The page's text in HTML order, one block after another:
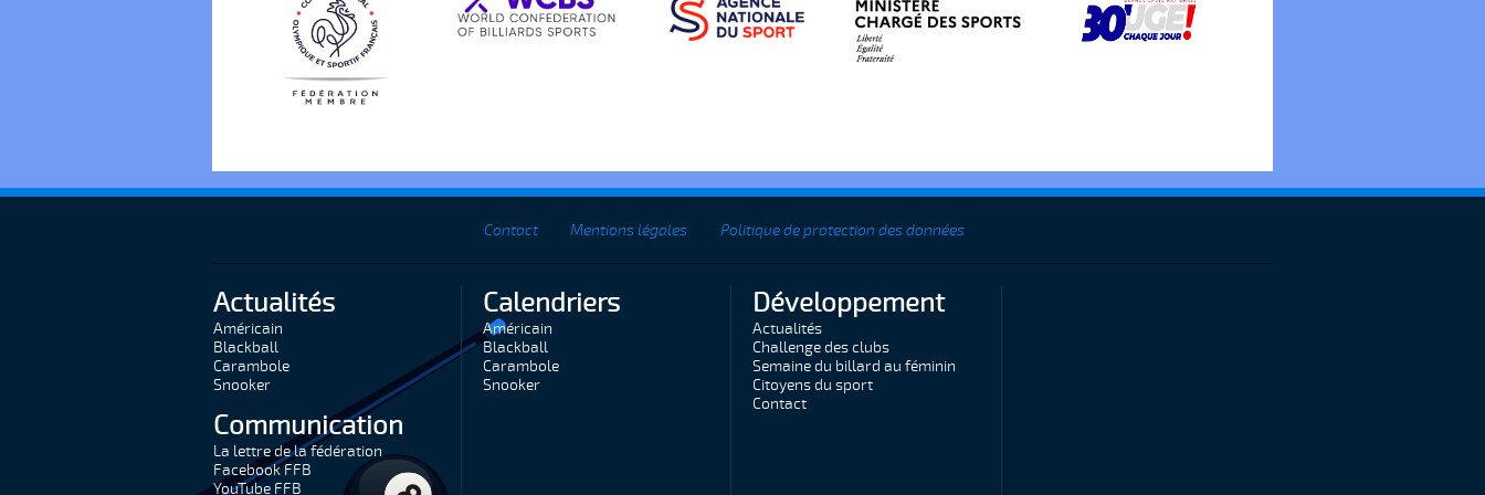
Contact Mentions légales Politique de protection des données
Actualités
Américain
Blackball
Carambole
Snooker
Communication
La lettre de la fédération
Facebook FFB
YouTube FFB
Calendriers
Américain
Blackball
Carambole
Snooker
Développement
Actualités
Challenge des clubs
Semaine du billard au féminin
Citoyens du sport
Contact